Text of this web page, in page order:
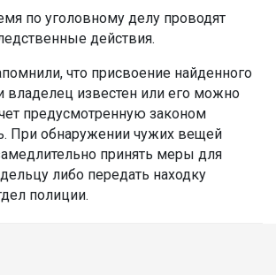
по уголовному делу проводят
действия.
что присвоение найденного
владелец известен или его можно
предусмотренную законом
При обнаружении чужих вещей
принять меры для
либо передать находку
полиции.